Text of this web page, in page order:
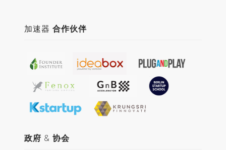
加速器 合作伙伴
政府 & 协会